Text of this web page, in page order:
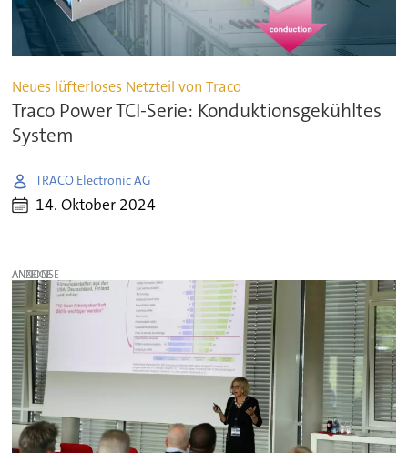
Neues lüfterloses Netzteil von Traco
Traco Power TCI-Serie: Konduktionsgekühltes
System
TRACO Electronic AG
14. Oktober 2024
ANZEIGE